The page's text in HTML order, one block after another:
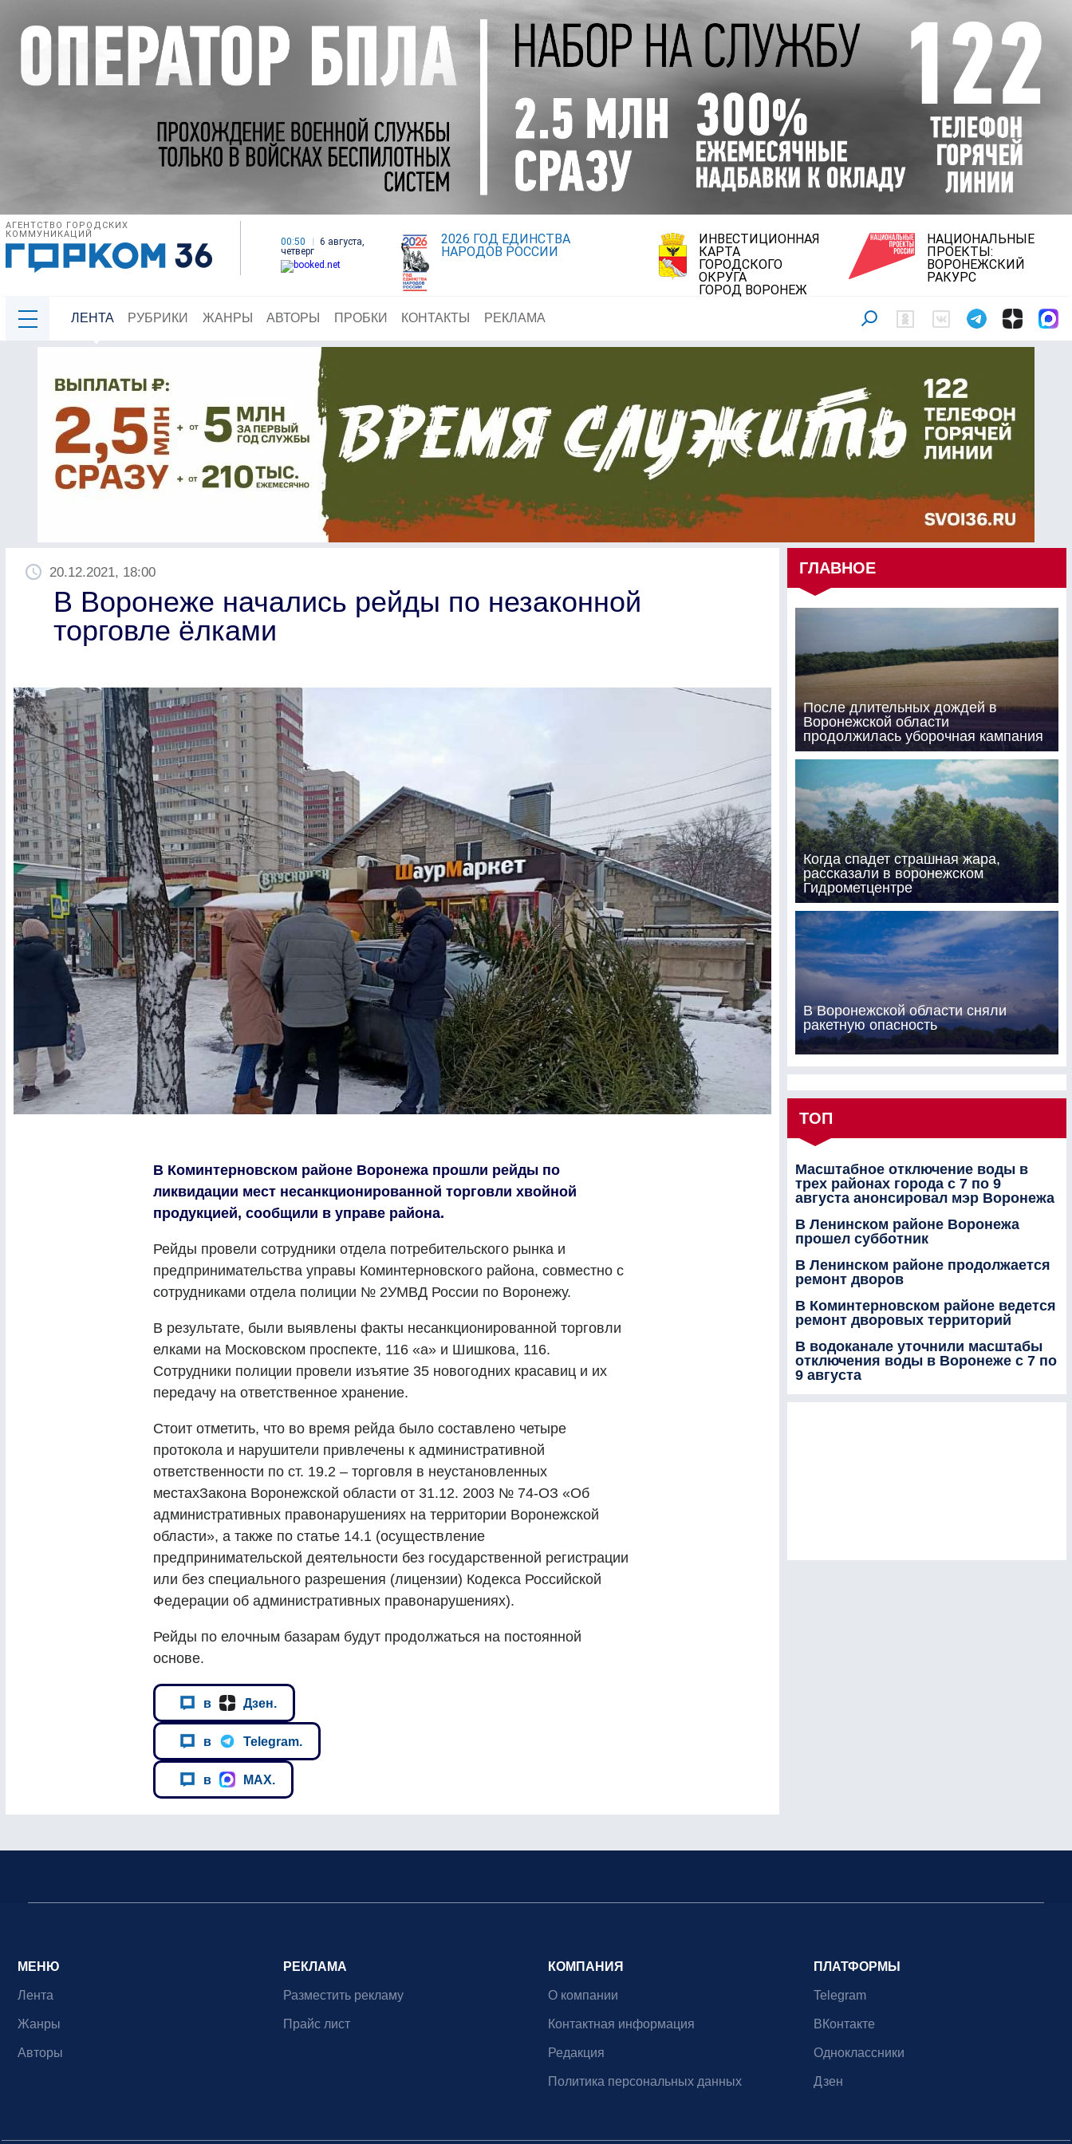
АГЕНТСТВО ГОРОДСКИХ
КОММУНИКАЦИЙ
00:50
6 августа,
четверг
2026 ГОД ЕДИНСТВА
НАРОДОВ РОССИИ
ИНВЕСТИЦИОННАЯ
КАРТА
ГОРОДСКОГО
ОКРУГА
ГОРОД ВОРОНЕЖ
НАЦИОНАЛЬНЫЕ
ПРОЕКТЫ:
ВОРОНЕЖСКИЙ
РАКУРС
ЛЕНТА РУБРИКИ ЖАНРЫ АВТОРЫ ПРОБКИ КОНТАКТЫ РЕКЛАМА
20.12.2021, 18:00
В Воронеже начались рейды по незаконной
торговле ёлками
В Коминтерновском районе Воронежа прошли рейды по
ликвидации мест несанкционированной торговли хвойной
продукцией, сообщили в управе района.
Рейды провели сотрудники отдела потребительского рынка и
предпринимательства управы Коминтерновского района, совместно с
сотрудниками отдела полиции № 2УМВД России по Воронежу.
В результате, были выявлены факты несанкционированной торговли
елками на Московском проспекте, 116 «а» и Шишкова, 116.
Сотрудники полиции провели изъятие 35 новогодних красавиц и их
передачу на ответственное хранение.
Стоит отметить, что во время рейда было составлено четыре
протокола и нарушители привлечены к административной
ответственности по ст. 19.2 – торговля в неустановленных
местахЗакона Воронежской области от 31.12. 2003 № 74-ОЗ «Об
административных правонарушениях на территории Воронежской
области», а также по статье 14.1 (осуществление
предпринимательской деятельности без государственной регистрации
или без специального разрешения (лицензии) Кодекса Российской
Федерации об административных правонарушениях).
Рейды по елочным базарам будут продолжаться на постоянной
основе.
в Дзен.
в Telegram.
в MAX.
ГЛАВНОЕ
После длительных дождей в
Воронежской области
продолжилась уборочная кампания
Когда спадет страшная жара,
рассказали в воронежском
Гидрометцентре
В Воронежской области сняли
ракетную опасность
ТОП
Масштабное отключение воды в
трех районах города с 7 по 9
августа анонсировал мэр Воронежа
В Ленинском районе Воронежа
прошел субботник
В Ленинском районе продолжается
ремонт дворов
В Коминтерновском районе ведется
ремонт дворовых территорий
В водоканале уточнили масштабы
отключения воды в Воронеже с 7 по
9 августа
МЕНЮ
Лента
Жанры
Авторы
РЕКЛАМА
Разместить рекламу
Прайс лист
КОМПАНИЯ
О компании
Контактная информация
Редакция
Политика персональных данных
ПЛАТФОРМЫ
Telegram
ВКонтакте
Одноклассники
Дзен